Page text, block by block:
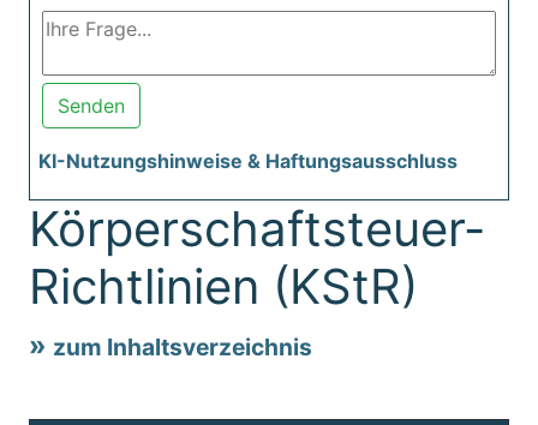
Senden
KI-Nutzungshinweise & Haftungsausschluss
Körperschaftsteuer-
Richtlinien (KStR)
zum Inhaltsverzeichnis